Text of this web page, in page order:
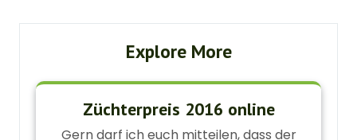
Explore More
Züchterpreis 2016 online
Gern darf ich euch mitteilen, dass der